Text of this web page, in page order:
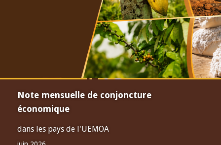
Note mensuelle de conjoncture
économique
dans les pays de l'UEMOA